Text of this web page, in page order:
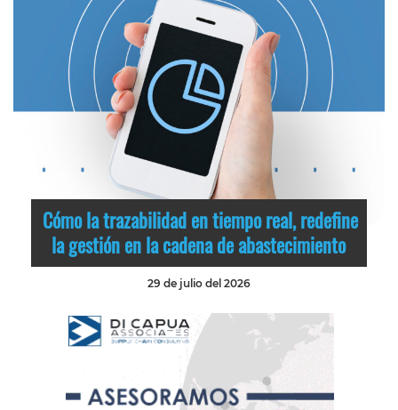
Cómo la trazabilidad en tiempo real, redefine
la gestión en la cadena de abastecimiento
29 de julio del 2026